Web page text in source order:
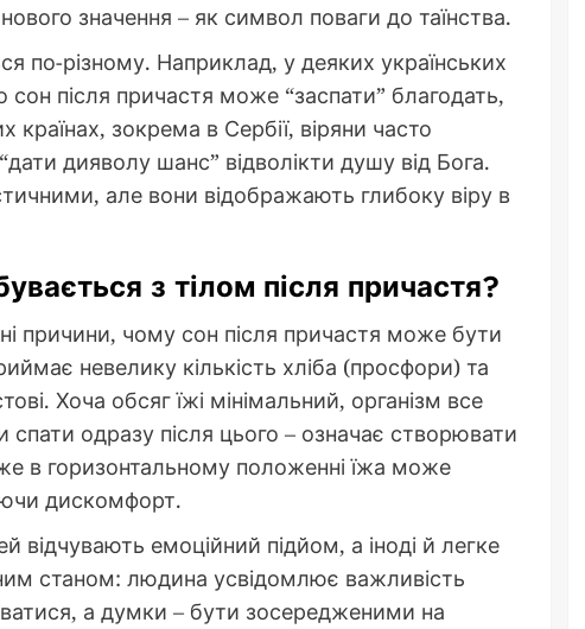
значення – як символ поваги до таїнства.
по-різному. Наприклад, у деяких українських
після причастя може “заспати” благодать,
країнах, зокрема в Сербії, віряни часто
дияволу шанс” відволікти душу від Бога.
але вони відображають глибоку віру в
з тілом після причастя?
причини, чому сон після причастя може бути
невелику кількість хліба (просфори) та
Хоча обсяг їжі мінімальний, організм все
одразу після цього – означає створювати
в горизонтальному положенні їжа може
дискомфорт.
відчувають емоційний підйом, а іноді й легке
станом: людина усвідомлює важливість
а думки – бути зосередженими на